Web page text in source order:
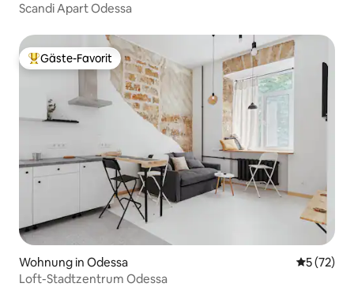
Scandi Apart Odessa
Beliebter Gäste-Favorit.
Gäste-Favorit
Wohnung in Odessa
5 (72)
Loft-Stadtzentrum Odessa